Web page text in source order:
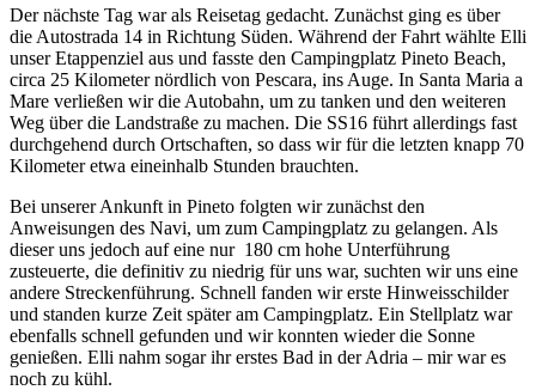
Der nächste Tag war als Reisetag gedacht. Zunächst ging es über
die Autostrada 14 in Richtung Süden. Während der Fahrt wählte Elli
unser Etappenziel aus und fasste den Campingplatz Pineto Beach,
circa 25 Kilometer nördlich von Pescara, ins Auge. In Santa Maria a
Mare verließen wir die Autobahn, um zu tanken und den weiteren
Weg über die Landstraße zu machen. Die SS16 führt allerdings fast
durchgehend durch Ortschaften, so dass wir für die letzten knapp 70
Kilometer etwa eineinhalb Stunden brauchten.
Bei unserer Ankunft in Pineto folgten wir zunächst den
Anweisungen des Navi, um zum Campingplatz zu gelangen. Als
dieser uns jedoch auf eine nur 180 cm hohe Unterführung
zusteuerte, die definitiv zu niedrig für uns war, suchten wir uns eine
andere Streckenführung. Schnell fanden wir erste Hinweisschilder
und standen kurze Zeit später am Campingplatz. Ein Stellplatz war
ebenfalls schnell gefunden und wir konnten wieder die Sonne
genießen. Elli nahm sogar ihr erstes Bad in der Adria – mir war es
noch zu kühl.